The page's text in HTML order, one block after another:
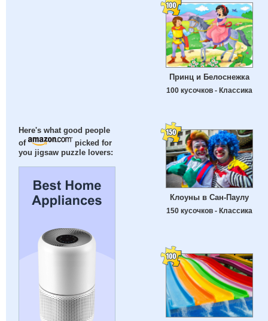
Here's what good people
of
picked for
you jigsaw puzzle lovers:
Принц и Белоснежка
100 кусочков - Классика
Клоуны в Сан-Паулу
150 кусочков - Классика